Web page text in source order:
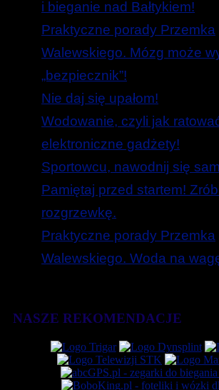
i bieganie nad Bałtykiem!
Praktyczne porady Przemka
Walewskiego. Mózg może
„bezpiecznik”!
Nie daj się upałom!
Wodowanie, czyli jak
elektroniczne gadżety!
Sportowcu, nawodnij się
Pamiętaj przed startem!
rozgrzewkę.
Praktyczne porady Przemka
Walewskiego. Woda na
NASZE REKOMENDACJE